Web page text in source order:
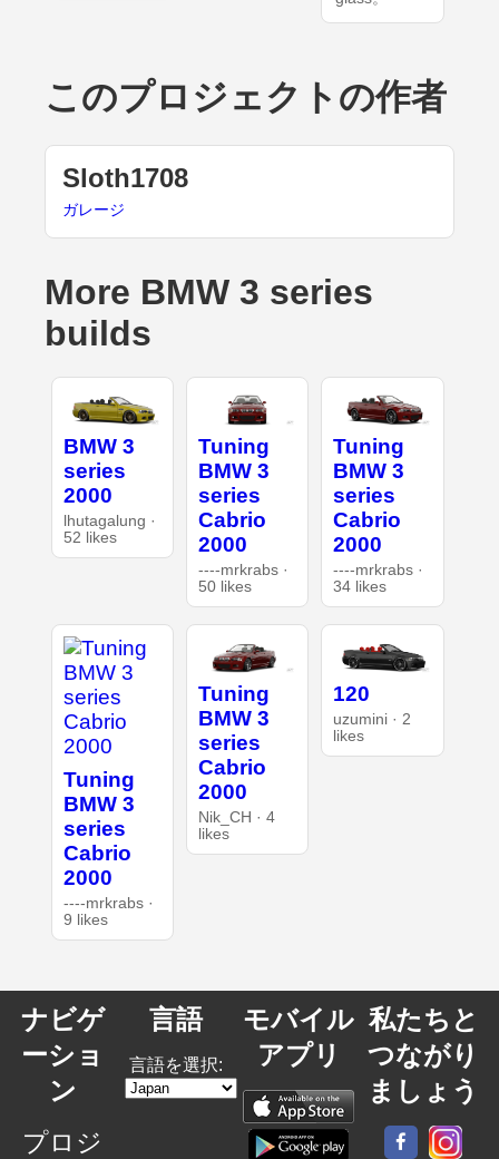
このプロジェクトの作者
Sloth1708
ガレージ
More BMW 3 series
builds
BMW 3
series
2000
lhutagalung ·
52 likes
Tuning
BMW 3
series
Cabrio
2000
----mrkrabs ·
50 likes
Tuning
BMW 3
series
Cabrio
2000
----mrkrabs ·
34 likes
Tuning
BMW 3
series
Cabrio
2000
----mrkrabs ·
9 likes
Tuning
BMW 3
series
Cabrio
2000
Nik_CH · 4
likes
120
uzumini · 2
likes
ナビゲ
ーショ
ン
プロジ
言語
言語を選択:
モバイル
アプリ
私たちと
つながり
ましょう